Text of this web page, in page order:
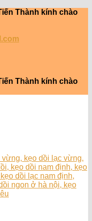
Thành kính chào
Thành kính chào